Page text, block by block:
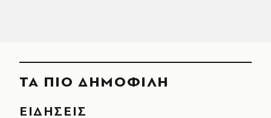
ΤΑ ΠΙΟ ΔΗΜΟΦΙΛΗ
ΕΙΔΗΣΕΙΣ